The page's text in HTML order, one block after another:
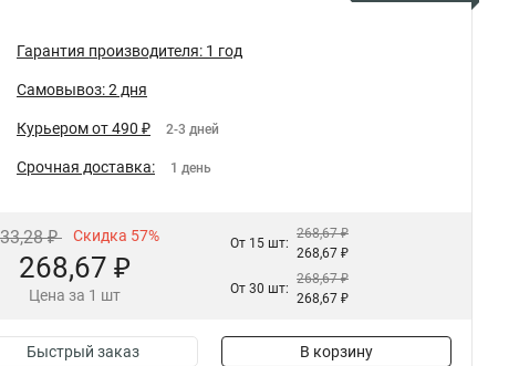
Гарантия производителя: 1 год
Самовывоз: 2 дня
Курьером от 490 ₽ 2-3 дней
Срочная доставка: 1 день
₽ Скидка 57%
268,67 ₽
Цена за 1 шт
От 15 шт:
268,67 ₽
268,67 ₽
От 30 шт:
268,67 ₽
268,67 ₽
Быстрый заказ В корзину